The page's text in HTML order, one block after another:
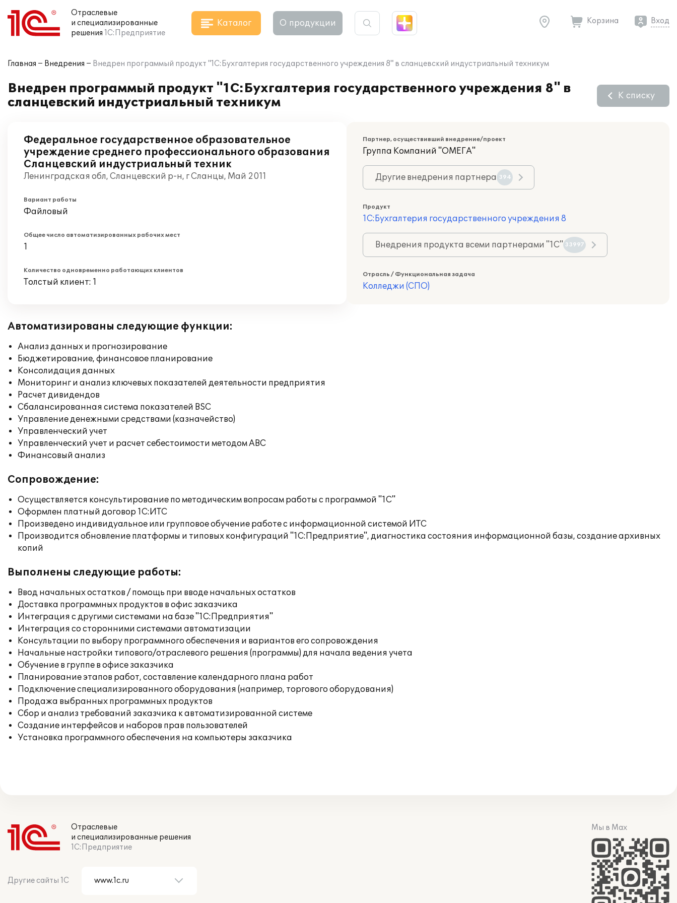
Отраслевые
и специализированные
решения 1С:Предприятие
Каталог О продукции Корзина Вход
Главная Внедрения Внедрен программый продукт "1С:Бухгалтерия государственного учреждения 8" в сланцевский индустриальный техникум
Внедрен программый продукт "1С:Бухгалтерия государственного учреждения 8" в
сланцевский индустриальный техникум
К списку
Федеральное государственное образовательное
учреждение среднего профессионального образования
Сланцевский индустриальный техник
Ленинградская обл, Сланцевский р-н, г Сланцы, Май 2011
Вариант работы
Файловый
Общее число автоматизированных рабочих мест
1
Количество одновременно работающих клиентов
Толстый клиент: 1
Партнер, осуществивший внедрение/проект
Группа Компаний "ОМЕГА"
Другие внедрения партнера 394
Продукт
1С:Бухгалтерия государственного учреждения 8
Внедрения продукта всеми партнерами "1С" 33997
Отрасль / Функциональная задача
Колледжи (СПО)
Автоматизированы следующие функции:
Анализ данных и прогнозирование
Бюджетирование, финансовое планирование
Консолидация данных
Мониторинг и анализ ключевых показателей деятельности предприятия
Расчет дивидендов
Сбалансированная система показателей BSC
Управление денежными средствами (казначейство)
Управленческий учет
Управленческий учет и расчет себестоимости методом ABC
Финансовый анализ
Сопровождение:
Осуществляется консультирование по методическим вопросам работы с программой "1С"
Оформлен платный договор 1С:ИТС
Произведено индивидуальное или групповое обучение работе с информационной системой ИТС
Производится обновление платформы и типовых конфигураций "1С:Предприятие", диагностика состояния информационной базы, создание архивных
копий
Выполнены следующие работы:
Ввод начальных остатков / помощь при вводе начальных остатков
Доставка программных продуктов в офис заказчика
Интеграция с другими системами на базе "1С:Предприятия"
Интеграция со сторонними системами автоматизации
Консультации по выбору программного обеспечения и вариантов его сопровождения
Начальные настройки типового/отраслевого решения (программы) для начала ведения учета
Обучение в группе в офисе заказчика
Планирование этапов работ, составление календарного плана работ
Подключение специализированного оборудования (например, торгового оборудования)
Продажа выбранных программных продуктов
Сбор и анализ требований заказчика к автоматизированной системе
Создание интерфейсов и наборов прав пользователей
Установка программного обеспечения на компьютеры заказчика
Отраслевые
и специализированные решения
1С:Предприятие
Другие сайты 1С
Мы в Max